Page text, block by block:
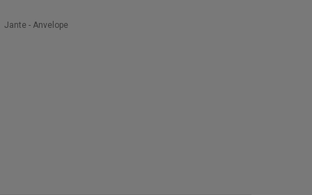
Jante - Anvelope